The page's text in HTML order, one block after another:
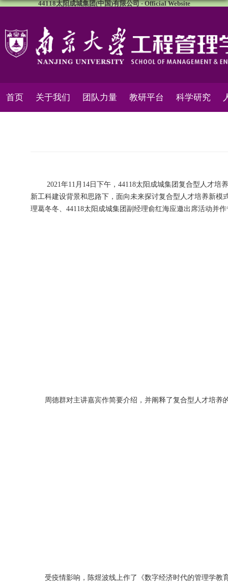
44118太阳成城集团(中国)有限公司 - Official Website
首页 关于我们 团队力量 教研平台 科学研究
2021年11月14日下午，44118太阳成城集团复合型人才
新工科建设背景和思路下，面向未来探讨复合型人才培养新
理葛冬冬、44118太阳成城集团副经理俞红海应邀出席活动并
周德群对主讲嘉宾作简要介绍，并阐释了复合型人才培
受疫情影响，陈煜波线上作了《数字经济时代的管理学教